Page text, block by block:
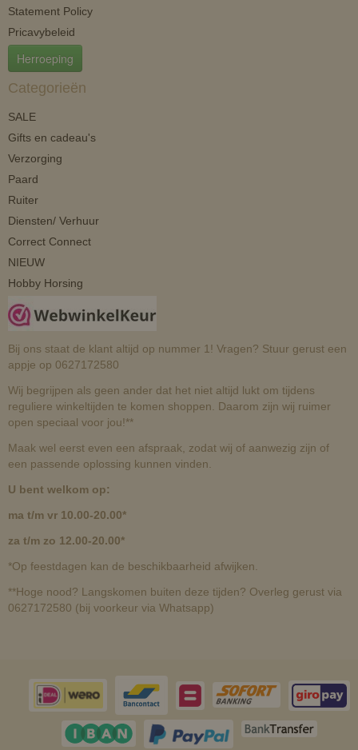
Statement Policy
Pricavybeleid
Herroeping
Categorieën
SALE
Gifts en cadeau's
Verzorging
Paard
Ruiter
Diensten/ Verhuur
Correct Connect
NIEUW
Hobby Horsing
Bij ons staat de klant altijd op nummer 1! Vragen? Stuur gerust een
appje op 0627172580
Wij begrijpen als geen ander dat het niet altijd lukt om tijdens
reguliere winkeltijden te komen shoppen. Daarom zijn wij ruimer
open speciaal voor jou!**
Maak wel eerst even een afspraak, zodat wij of aanwezig zijn of
een passende oplossing kunnen vinden.
U bent welkom op:
ma t/m vr 10.00-20.00*
za t/m zo 12.00-20.00*
*Op feestdagen kan de beschikbaarheid afwijken.
**Hoge nood? Langskomen buiten deze tijden? Overleg gerust via
0627172580 (bij voorkeur via Whatsapp)